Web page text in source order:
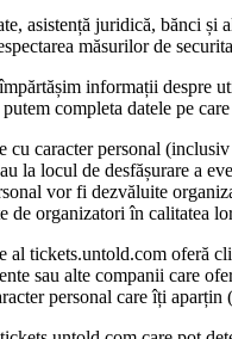
asistență juridică, bănci și
măsurilor de
informații
completa datele pe
cu caracter personal
la locul de desfășurare a
vor fi dezvăluite
de organizatori în calitatea
al tickets.untold.com oferă
sau alte companii care
personal care îți